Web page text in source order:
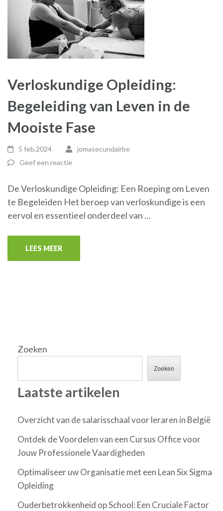
Verloskundige Opleiding:
Begeleiding van Leven in de
Mooiste Fase
5 feb,2024
jomasecundairbe
Geef een reactie
De Verloskundige Opleiding: Een Roeping om Leven
te Begeleiden Het beroep van verloskundige is een
eervol en essentieel onderdeel van …
LEES MEER
Zoeken
Zoeken
Laatste artikelen
Overzicht van de salarisschaal voor leraren in België
Ontdek de Voordelen van een Cursus Office voor
Jouw Professionele Vaardigheden
Optimaliseer uw Organisatie met een Lean Six Sigma
Opleiding
Ouderbetrokkenheid op School: Een Cruciale Factor